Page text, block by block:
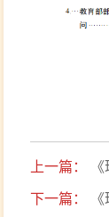
上一篇：
下一篇：